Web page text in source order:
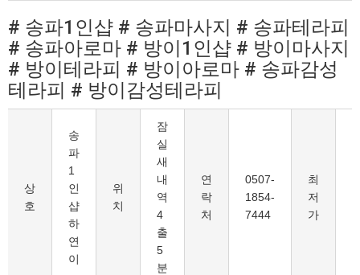
# 송파1인샵 # 송파마사지 # 송파테라피
# 송파아로마 # 방이1인샵 # 방이마사지
# 방이테라피 # 방이아로마 # 송파감성
테라피 # 방이감성테라피
상
호
송
파
1
인
샵
하
연
이
위
치
잠
실
새
내
역
4
출
5
분
연
락
처
0507-
1854-
7444
최
저
가